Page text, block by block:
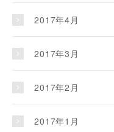
2017年4月
2017年3月
2017年2月
2017年1月